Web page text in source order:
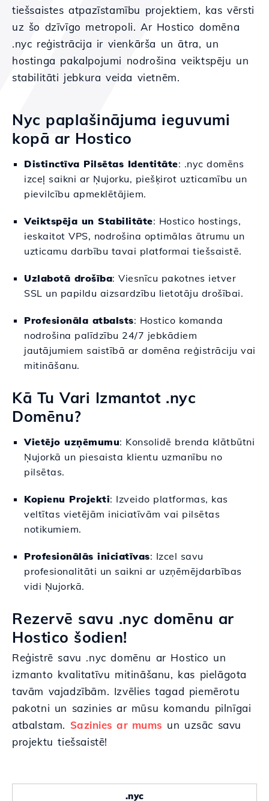
tiešsaistes atpazīstamību projektiem, kas vērsti
uz šo dzīvīgo metropoli. Ar Hostico domēna
.nyc reģistrācija ir vienkārša un ātra, un
hostinga pakalpojumi nodrošina veiktspēju un
stabilitāti jebkura veida vietnēm.
Nyc paplašinājuma ieguvumi
kopā ar Hostico
Distinctīva Pilsētas Identitāte: .nyc domēns
izceļ saikni ar Ņujorku, piešķirot uzticamību un
pievilcību apmeklētājiem.
Veiktspēja un Stabilitāte: Hostico hostings,
ieskaitot VPS, nodrošina optimālas ātrumu un
uzticamu darbību tavai platformai tiešsaistē.
Uzlabotā drošība: Viesnīcu pakotnes ietver
SSL un papildu aizsardzību lietotāju drošībai.
Profesionāla atbalsts: Hostico komanda
nodrošina palīdzību 24/7 jebkādiem
jautājumiem saistībā ar domēna reģistrāciju vai
mitināšanu.
Kā Tu Vari Izmantot .nyc
Domēnu?
Vietējo uzņēmumu: Konsolidē brenda klātbūtni
Ņujorkā un piesaista klientu uzmanību no
pilsētas.
Kopienu Projekti: Izveido platformas, kas
veltītas vietējām iniciatīvām vai pilsētas
notikumiem.
Profesionālās iniciatīvas: Izcel savu
profesionalitāti un saikni ar uzņēmējdarbības
vidi Ņujorkā.
Rezervē savu .nyc domēnu ar
Hostico šodien!
Reģistrē savu .nyc domēnu ar Hostico un
izmanto kvalitatīvu mitināšanu, kas pielāgota
tavām vajadzībām. Izvēlies tagad piemērotu
pakotni un sazinies ar mūsu komandu pilnīgai
atbalstam. Sazinies ar mums un uzsāc savu
projektu tiešsaistē!
.nyc